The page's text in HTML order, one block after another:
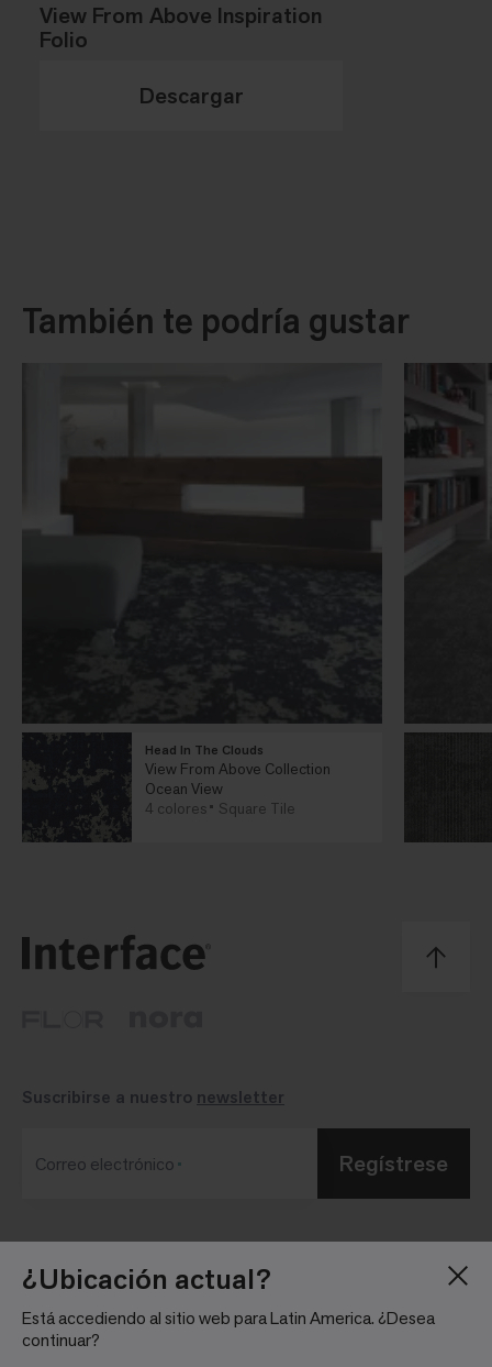
¿Ubicación actual?
Está accediendo al sitio web para Latin America. ¿Desea
continuar?
View From Above Inspiration
Folio
Descargar
También te podría gustar
Head In The Clouds
View From Above Collection
Ocean View
4 colores
Square Tile
Blog
Trabaja con nosotros
Sala de Prensa
Inversionistas
Suscribirse a nuestro newsletter
Correo electrónico Regístrese